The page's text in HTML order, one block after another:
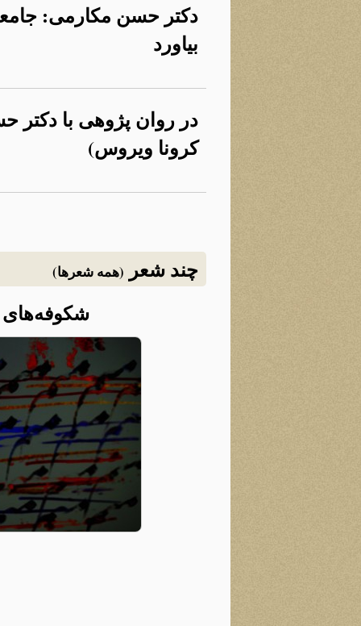
دکتر حسن مکارمی:
بیاورد
در روان پژوهی با
کرونا ویروس)
چند شعر (همه شعرها)
شکوفه‌های